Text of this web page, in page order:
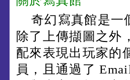
奇幻寫真館是一
除了上傳擷圖之外
配來表現出玩家的
員，且通過了